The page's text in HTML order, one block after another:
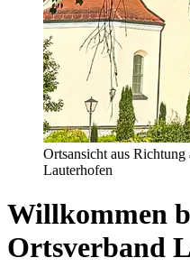
Ortsansicht aus
Lauterhofen
Willkommen
Ortsverband